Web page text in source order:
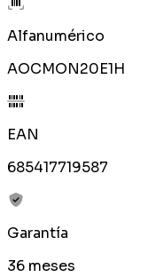
Alfanumérico
AOCMON20E1H
EAN
685417719587
Garantía
36 meses